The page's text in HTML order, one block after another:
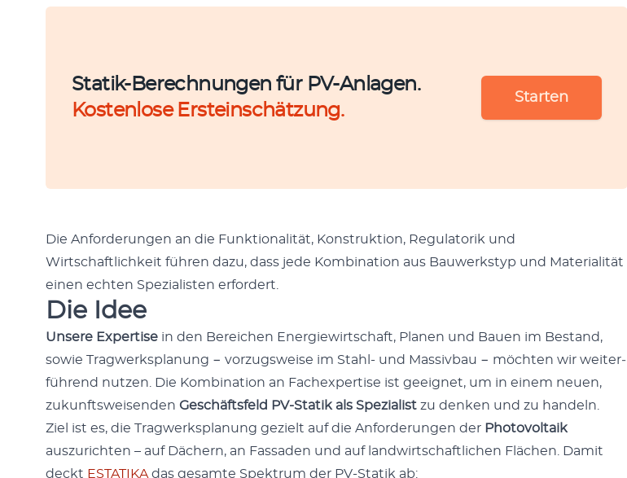
Statik-Berechnungen für PV-Anlagen.
Kostenlose Ersteinschätzung.
Starten
Die Anforderun­gen an die Funk­tion­al­ität, Kon­struk­tion, Reg­u­la­torik und
Wirtschaftlichkeit führen dazu, dass jede Kom­bi­na­tion aus Bauw­erk­styp und Mate­ri­al­ität
einen echt­en Spezial­is­ten erfordert.
Die Idee
Unsere Exper­tise in den Bere­ichen Energiewirtschaft, Pla­nen und Bauen im Bestand,
sowie Trag­w­erk­s­pla­nung − vorzugsweise im Stahl- und Mas­sivbau − möcht­en wir weit­er­
führend nutzen. Die Kom­bi­na­tion an Fach­ex­per­tise ist geeignet, um in einem neuen,
zukun­ftsweisenden Geschäfts­feld PV-Sta­tik als Spezial­ist zu denken und zu han­deln.
Ziel ist es, die Trag­w­erk­s­pla­nung gezielt auf die Anforderun­gen der Pho­to­voltaik
auszuricht­en – auf Däch­ern, an Fas­saden und auf land­wirtschaftlichen Flächen. Damit
deckt ESTATIKA das gesamte Spek­trum der PV-Sta­tik ab: